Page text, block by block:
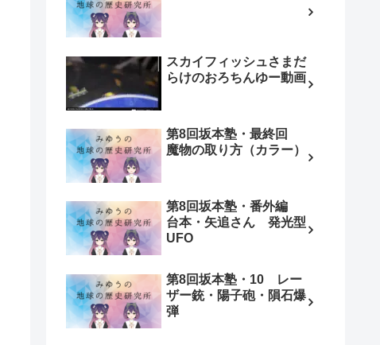
スカイフィッシュさまだ
らけのおろちんゆー動画
第8回坂本塾・最終回
魔物の取り方（カラー）
第8回坂本塾・番外編
台本・矢追さん 発光型
UFO
第8回坂本塾・10 レー
ザー銃・陽子砲・隕石爆
弾